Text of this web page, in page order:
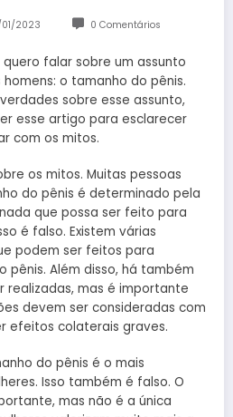
2023 0 Comentários
falar sobre um assunto
o tamanho do pênis.
sobre esse assunto,
esse artigo para esclarecer
com os mitos.
os mitos. Muitas pessoas
do pênis é determinado pela
que possa ser feito para
é falso. Existem várias
podem ser feitos para
pênis. Além disso, há também
realizadas, mas é importante
devem ser consideradas com
efeitos colaterais graves.
do pênis é o mais
Isso também é falso. O
mas não é a única